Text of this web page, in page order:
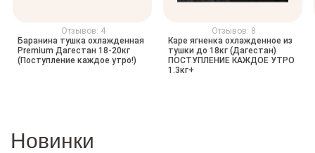
Отзывов: 4
Баранина тушка охлажденная
Premium Дагестан 18-20кг
(Поступление каждое утро!)
Отзывов: 8
Каре ягненка охлажденное из
тушки до 18кг (Дагестан)
ПОСТУПЛЕНИЕ КАЖДОЕ УТРО
1.3кг+
Новинки